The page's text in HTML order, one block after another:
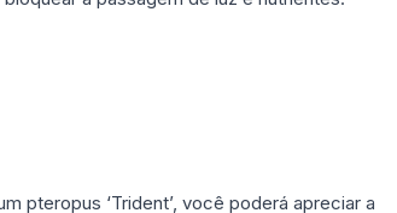
pteropus ‘Trident’, você poderá apreciar a